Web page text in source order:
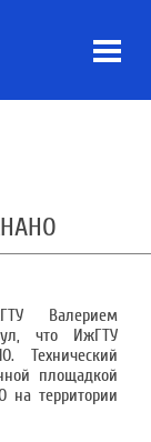
Валерием
что ИжГТУ
Технический
площадкой
на территории